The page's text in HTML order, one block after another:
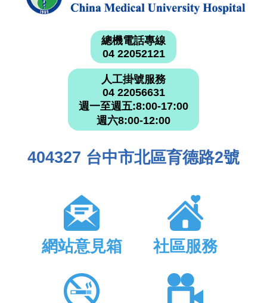
總機電話專線
04 22052121
人工掛號服務
04 22056631
週一至週五:8:00-17:00
週六8:00-12:00
404327 台中市北區育德路2號
網站意見箱 社區服務